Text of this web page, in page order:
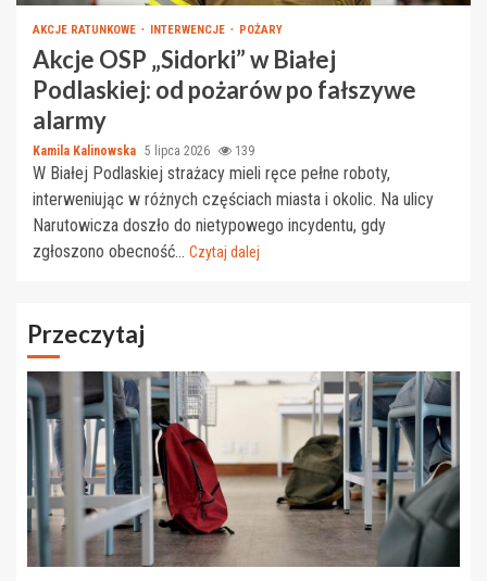
AKCJE RATUNKOWE INTERWENCJE POŻARY
Akcje OSP „Sidorki” w Białej
Podlaskiej: od pożarów po fałszywe
alarmy
Kamila Kalinowska 5 lipca 2026 139
W Białej Podlaskiej strażacy mieli ręce pełne roboty,
interweniując w różnych częściach miasta i okolic. Na ulicy
Narutowicza doszło do nietypowego incydentu, gdy
zgłoszono obecność... Czytaj dalej
Przeczytaj